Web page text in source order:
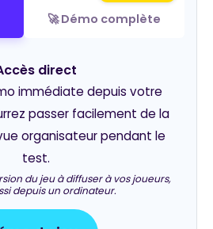
🚀 Démo complète
direct
immédiate depuis votre
passer facilement de la
organisateur pendant le
test.
du jeu à diffuser à vos joueurs,
depuis un ordinateur.